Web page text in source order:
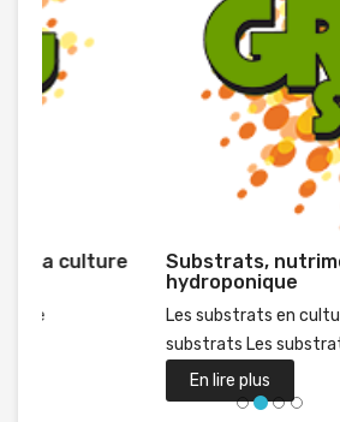
Substrats, nutriments et
hydroponique
Les substrats en culture
substrats Les substrats